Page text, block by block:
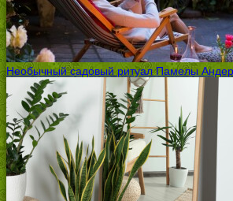
Необычный садовый ритуал Памелы